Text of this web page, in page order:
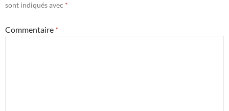
sont indiqués avec *
Commentaire *